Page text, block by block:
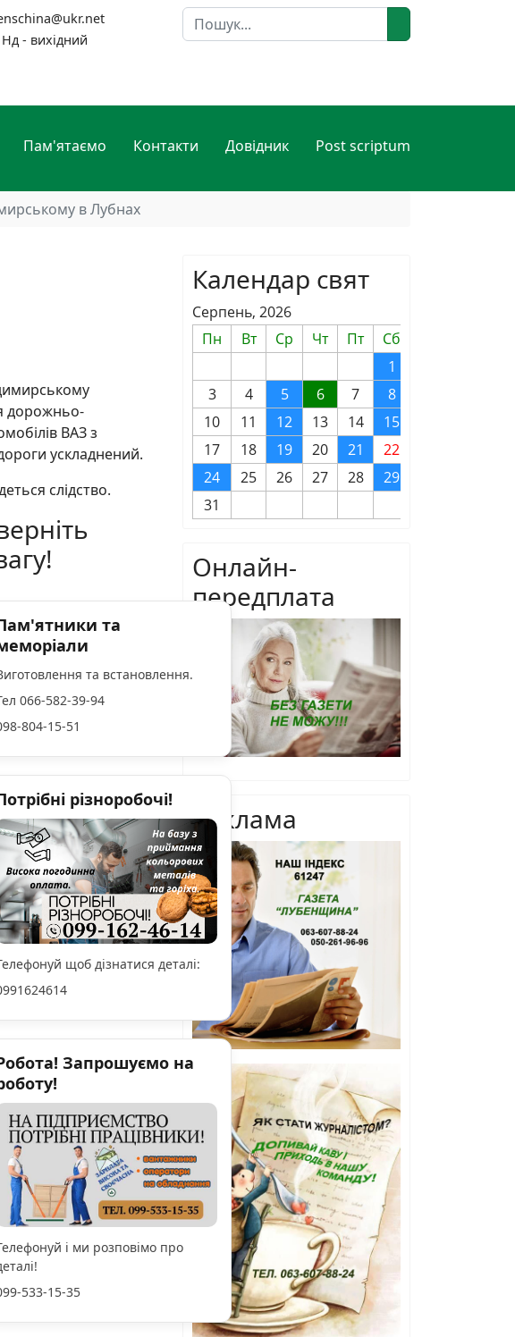
- вихідний
Пошук
Пам'ятаємо Контакти Довідник Post scriptum
в Лубнах
дорожньо-
ВАЗ з
ускладнений.
слідство.
та
та встановлення.
066-582-39-94
804-15-51
різноробочі!
щоб дізнатися деталі:
Запрошуємо на
і ми розповімо про
533-15-35
Календар свят
Серпень, 2026
Пн
Вт Ср Чт Пт Сб
1
3
4 5 6 7 8
10
11 12 13 14 15
17
18 19 20 21 22
24
25 26 27 28 29
31
Онлайн-
передплата
Реклама